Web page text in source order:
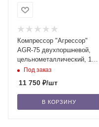
Компрессор "Агрессор"
AGR-75 двухпоршневой,
цельнометаллический, 10
Атм, 300 Вт, 12В/4
Под заказ
11 750 ₽/шт
В КОРЗИНУ